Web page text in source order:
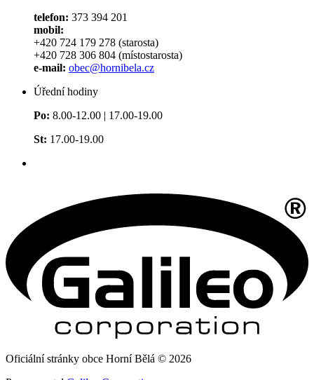
telefon: 373 394 201
mobil:
+420 724 179 278 (starosta)
+420 728 306 804 (místostarosta)
e-mail: obec@hornibela.cz
Úřední hodiny
Po: 8.00-12.00 | 17.00-19.00
St: 17.00-19.00
Oficiální stránky obce Horní Bělá © 2026